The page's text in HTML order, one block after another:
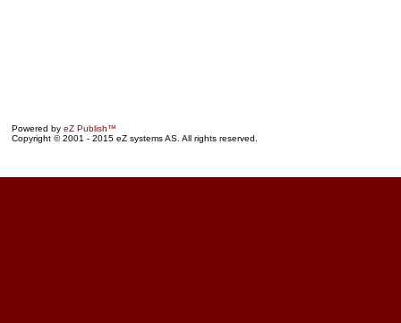
Powered by eZ Publish™
Copyright © 2001 - 2015 eZ systems AS. All rights reserved.